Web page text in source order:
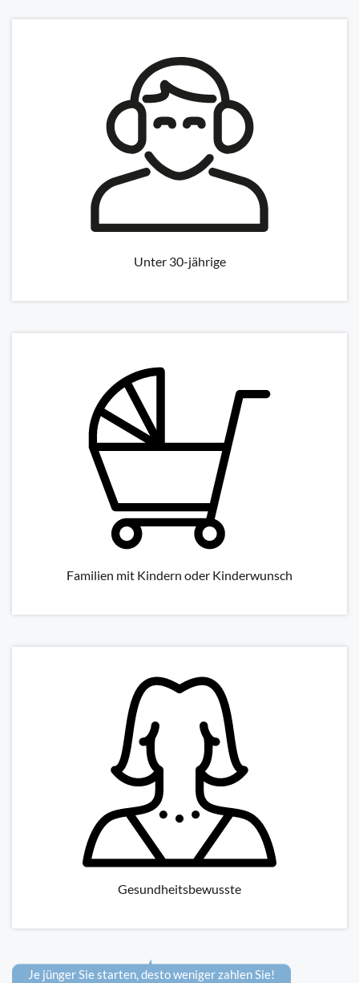
Unter 30-jährige
Familien mit Kindern oder Kinderwunsch
Gesundheitsbewusste
Je jünger Sie starten, desto weniger zahlen Sie!